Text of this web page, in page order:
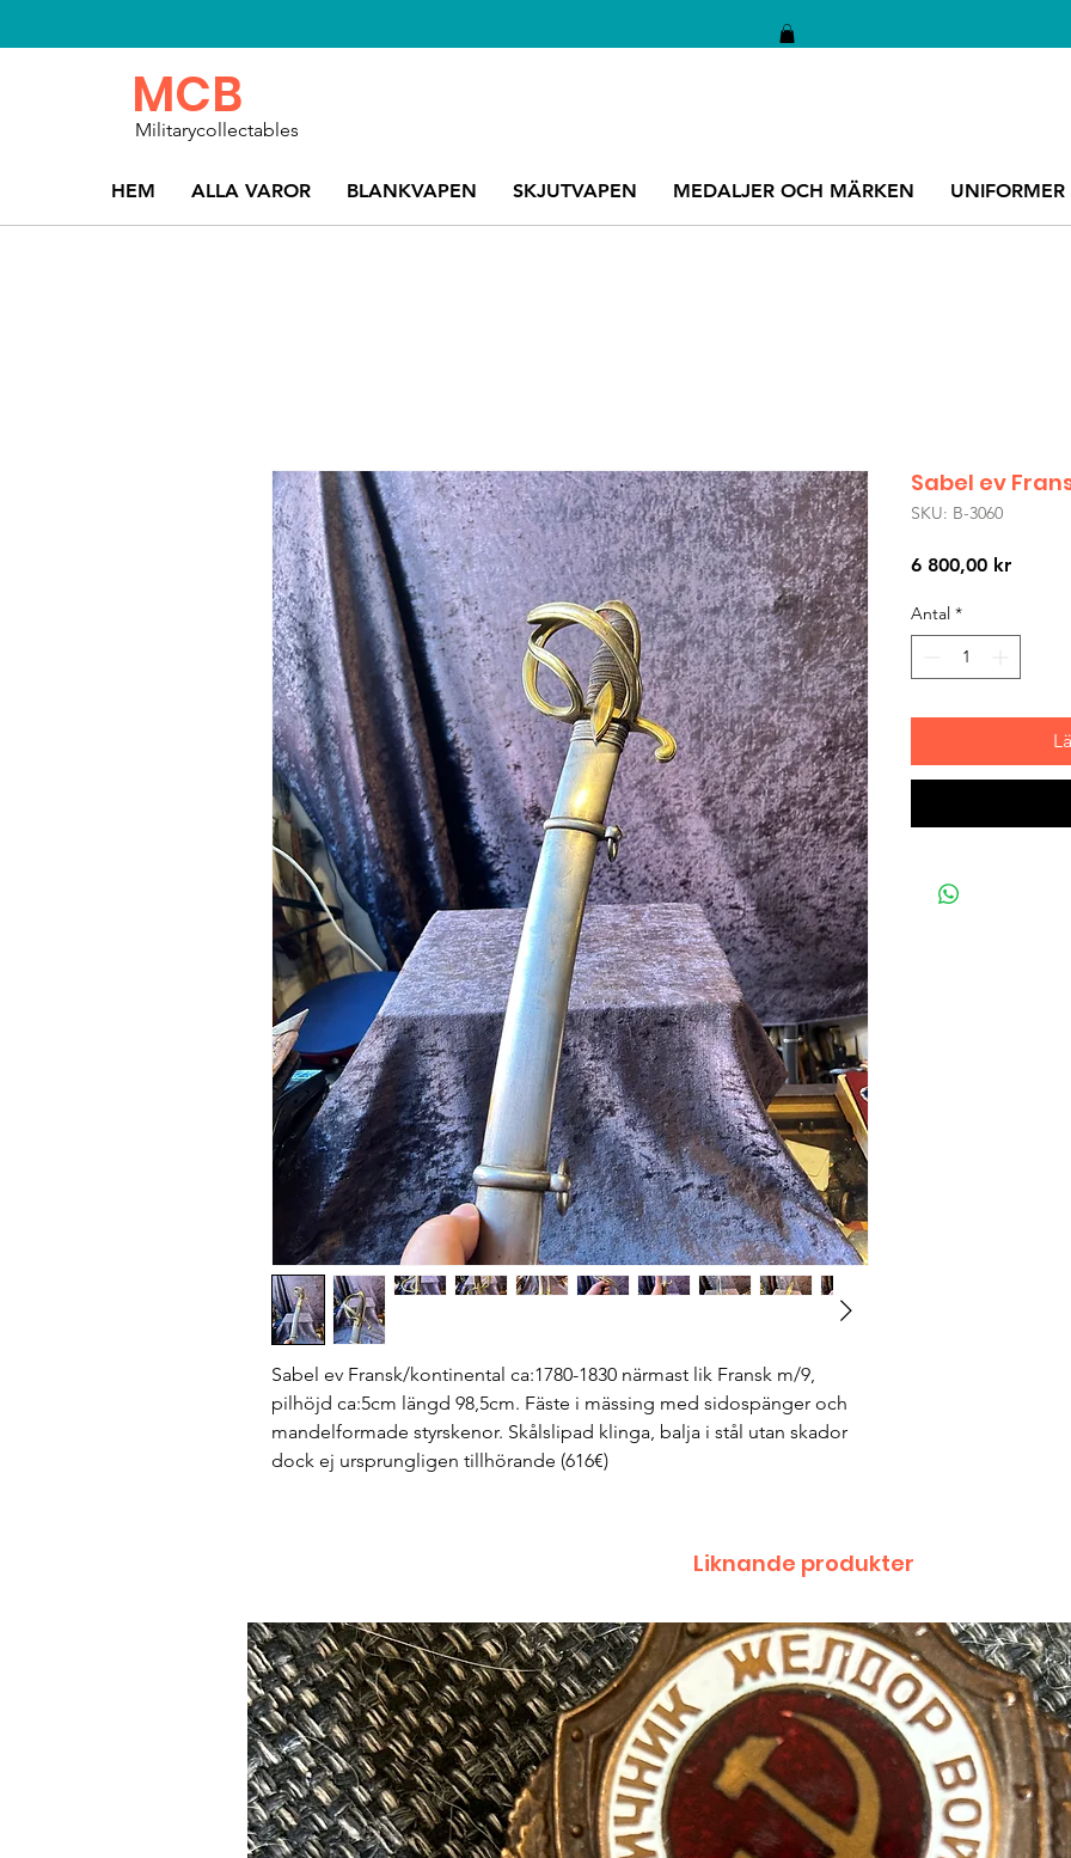
HEM ALLA VAROR BLANKVAPEN SKJUTVAPEN MEDALJER OCH MÄRKEN
MCB
Militarycollectables
Sabel ev Fransk/kontinental ca:1780-1830 närmast lik Fransk m/9,
pilhöjd ca:5cm längd 98,5cm. Fäste i mässing med sidospänger och
mandelformade styrskenor. Skålslipad klinga, balja i stål utan skador
dock ej ursprungligen tillhörande (616€)
Sabel ev
SKU: B-3060
6 800,00 krPris
Antal *
Liknande produkter